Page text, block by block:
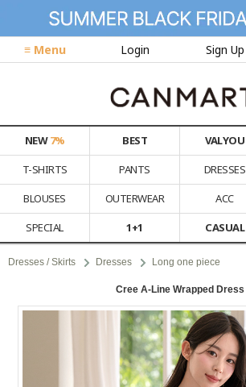
≡ Menu Login Sign Up
NEW7% BEST VALYOU
T-SHIRTS
PANTS DRESSES
BLOUSES
OUTERWEAR ACC
SPECIAL
1+1 CASUAL
Dresses / Skirts Dresses Long one piece
Cree A-Line Wrapped Dress